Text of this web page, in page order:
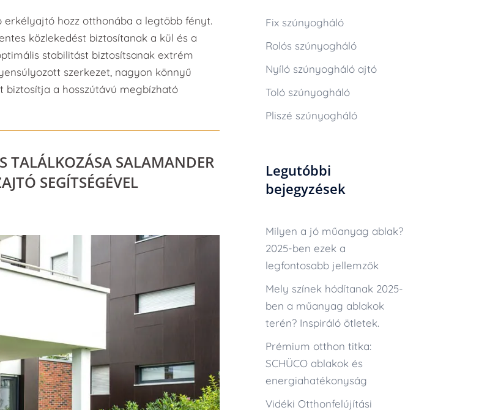
erkélyajtó hozz otthonába a legtöbb fényt.
közlekedést biztosítanak a kül és a
stabilitást biztosítsanak extrém
szerkezet, nagyon könnyű
a hosszútávú megbízható
TALÁLKOZÁSA SALAMANDER
SEGÍTSÉGÉVEL
Fix szúnyogháló
Rolós szúnyogháló
Nyíló szúnyogháló ajtó
Toló szúnyogháló
Pliszé szúnyogháló
Legutóbbi
bejegyzések
Milyen a jó műanyag ablak?
2025-ben ezek a
legfontosabb jellemzők
Mely színek hódítanak 2025-
ben a műanyag ablakok
terén? Inspiráló ötletek.
Prémium otthon titka:
SCHÜCO ablakok és
energiahatékonyság
Vidéki Otthonfelújítási